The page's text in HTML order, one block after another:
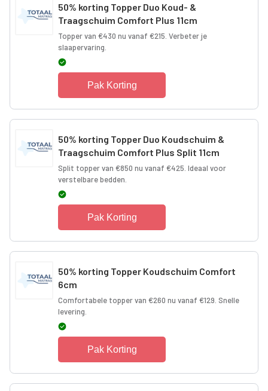
50% korting Topper Duo Koud- &
Traagschuim Comfort Plus 11cm
Topper van €430 nu vanaf €215. Verbeter je
slaapervaring.
Pak Korting
50% korting Topper Duo Koudschuim &
Traagschuim Comfort Plus Split 11cm
Split topper van €850 nu vanaf €425. Ideaal voor
verstelbare bedden.
Pak Korting
50% korting Topper Koudschuim Comfort
6cm
Comfortabele topper van €260 nu vanaf €129. Snelle
levering.
Pak Korting